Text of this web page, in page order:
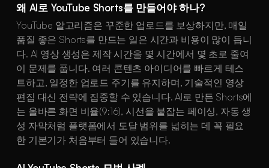
왜 AI로 YouTube Shorts를 만들어야 하나?
YouTube 알고리즘은 꾸준한 업로드를 보상하지만, 매일
품질 좋은 Shorts를 만드는 일은 시간과 비용이 많이 듭니
다. AI 영상 생성은 제작 시간을 몇 시간에서 몇 초로 줄여
이 문제를 풉니다. 여러 콘텐츠 아이디어를 빠르게 테스
트하고, 일정한 업로드 주기를 유지하며, 기술적인 영상
편집 대신 전략에 집중할 수 있습니다. AI로 만든 Shorts에
는 올바른 화면 비율(9:16), 시선을 붙잡는 페이싱, 자동 생
성 자막처럼 플랫폼에서 도달 범위를 넓히는 데 꼭 필요
한 기본기가 처음부터 들어 있습니다.